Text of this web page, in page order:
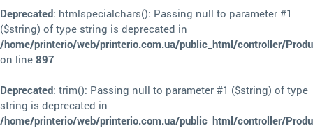
Deprecated: htmlspecialchars(): Passing null to parameter #1
($string) of type string is deprecated in
/home/printerio/web/printerio.com.ua/public_html/controller/
on line 897
Deprecated: trim(): Passing null to parameter #1 ($string) of type
string is deprecated in
/home/printerio/web/printerio.com.ua/public_html/controller/